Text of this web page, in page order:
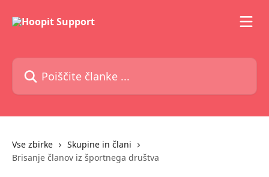
Poiščite članke ...
Vse zbirke
Skupine in člani
Brisanje članov iz športnega društva